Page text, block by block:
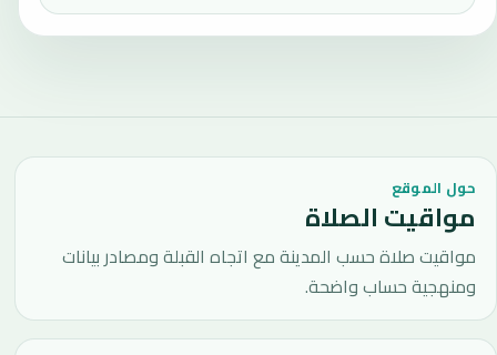
حول الموقع
مواقيت الصلاة
مواقيت صلاة حسب المدينة مع اتجاه القبلة ومصادر بيانات
ومنهجية حساب واضحة.